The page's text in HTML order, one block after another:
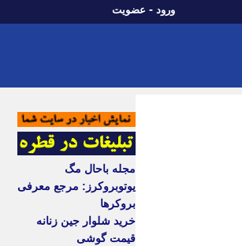
ورود - عضویت
مجله باحال مگ
یوتوبروکرز: مرجع معرفی
بروکرها
خرید شلوار جین زنانه
قیمت گوشی